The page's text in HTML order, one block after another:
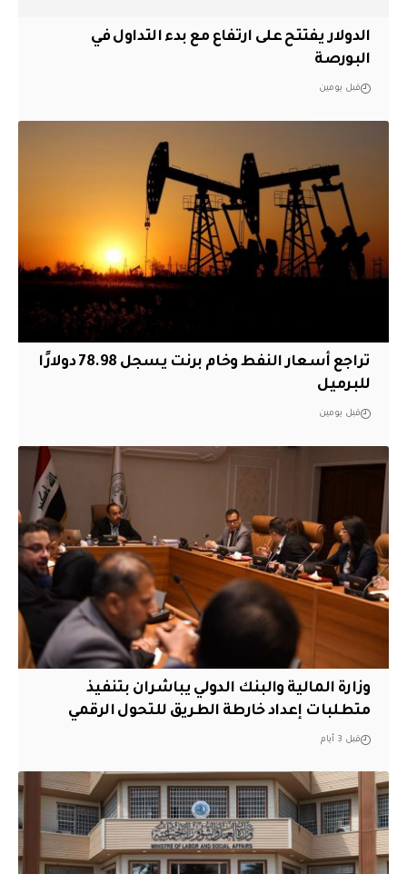
الدولار يفتتح على ارتفاع مع بدء التداول في
البورصة
قبل يومين
تراجع أسعار النفط وخام برنت يسجل 78.98 دولارًا
للبرميل
قبل يومين
وزارة المالية والبنك الدولي يباشران بتنفيذ
متطلبات إعداد خارطة الطريق للتحول الرقمي
قبل 3 أيام